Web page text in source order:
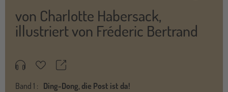
von Charlotte Habersack,
illustriert von Fréderic Bertrand
MerkzettelTeilen
Band 1 : Ding-Dong, die Post ist da!